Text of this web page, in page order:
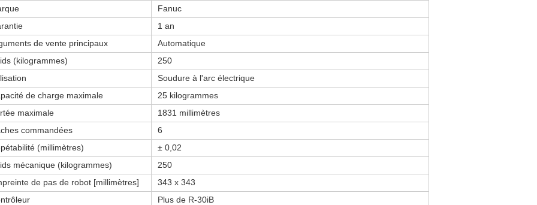
Fanuc
1 an
de vente principaux
Automatique
(kilogrammes)
250
Soudure à l'arc électrique
de charge maximale
25 kilogrammes
maximale
1831 millimètres
commandées
6
(millimètres)
± 0,02
mécanique (kilogrammes)
250
de pas de robot [millimètres]
343 x 343
Plus de R-30iB